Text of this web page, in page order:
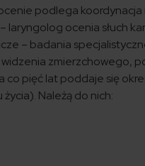
podlega
laryngolog ocenia słuch
– badania
zmierzchowego,
co pięć lat poddaje się
Należą do nich: